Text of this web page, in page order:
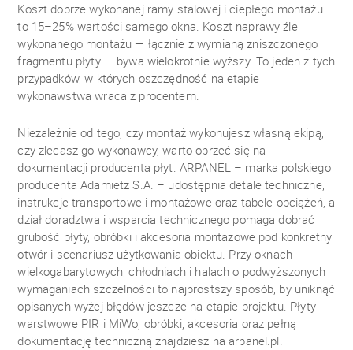
Koszt dobrze wykonanej ramy stalowej i ciepłego montażu
to 15–25% wartości samego okna. Koszt naprawy źle
wykonanego montażu — łącznie z wymianą zniszczonego
fragmentu płyty — bywa wielokrotnie wyższy. To jeden z tych
przypadków, w których oszczędność na etapie
wykonawstwa wraca z procentem.
Niezależnie od tego, czy montaż wykonujesz własną ekipą,
czy zlecasz go wykonawcy, warto oprzeć się na
dokumentacji producenta płyt. ARPANEL – marka polskiego
producenta Adamietz S.A. – udostępnia detale techniczne,
instrukcje transportowe i montażowe oraz tabele obciążeń, a
dział doradztwa i wsparcia technicznego pomaga dobrać
grubość płyty, obróbki i akcesoria montażowe pod konkretny
otwór i scenariusz użytkowania obiektu. Przy oknach
wielkogabarytowych, chłodniach i halach o podwyższonych
wymaganiach szczelności to najprostszy sposób, by uniknąć
opisanych wyżej błędów jeszcze na etapie projektu. Płyty
warstwowe PIR i MiWo, obróbki, akcesoria oraz pełną
dokumentację techniczną znajdziesz na arpanel.pl.